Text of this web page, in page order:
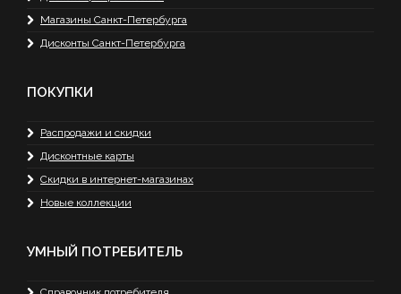
Магазины Санкт-Петербурга
Дисконты Санкт-Петербурга
ПОКУПКИ
Распродажи и скидки
Дисконтные карты
Скидки в интернет-магазинах
Новые коллекции
УМНЫЙ ПОТРЕБИТЕЛЬ